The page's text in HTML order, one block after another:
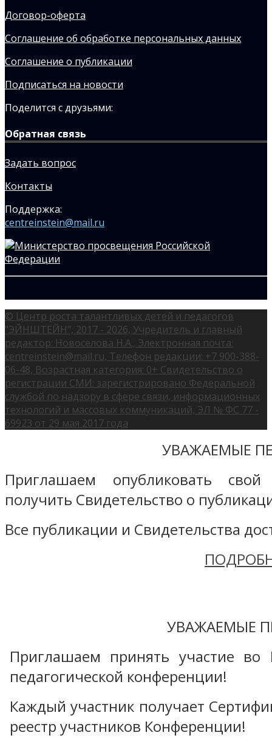
Договор-оферта
Соглашение об обработке персональных данных
Соглашение о публикации
Подписаться на новости
Поделится с друзьями:
Обратная связь
Задать вопрос
Контакты
Поддержка:
centreinstein@mail.ru
© Центр роста талантливых детей и педагогов
"ЭЙНШТЕЙН", 2017 - 2026, Учредитель и главный
редактор: Новоселова Н.А., Электронная почта:
centreinstein@mail.ru, Телефон редакции: +7 900-388-
06-48, Возрастная категория: 0+ Свидетельство о
регистрации СМИ: зарегистрировано Федеральной
службой по надзору в сфере связи, информационных
технологий и массовых коммуникаций, ЭЛ № ФС 77 -
69923 от 29 мая 2017 года
УВАЖАЕМЫЕ
Приглашаем опубликовать
получить Свидетельство о
Все публикации и Свидетельства
УВАЖАЕМЫЕ
Приглашаем принять участие во
педагогической конференции!
Каждый участник получает
реестр участников Конференции!